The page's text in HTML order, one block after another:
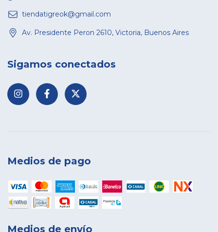
tiendatigreok@gmail.com
Av. Presidente Peron 2610, Victoria, Buenos Aires
Sigamos conectados
Medios de pago
Medios de envío